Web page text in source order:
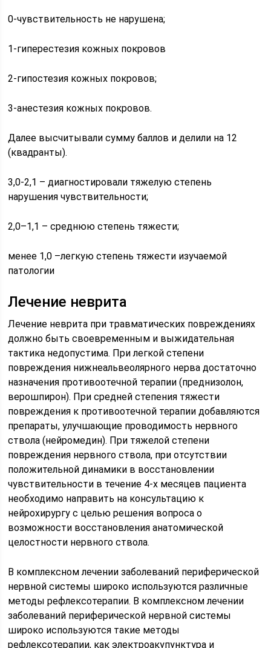
0-чувствительность не нарушена;
1-гиперестезия кожных покровов
2-гипостезия кожных покровов;
3-анестезия кожных покровов.
Далее высчитывали сумму баллов и делили на 12
(квадранты).
3,0-2,1 – диагностировали тяжелую степень
нарушения чувствительности;
2,0–1,1 – среднюю степень тяжести;
менее 1,0 –легкую степень тяжести изучаемой
патологии
Лечение неврита
Лечение неврита при травматических повреждениях
должно быть своевременным и выжидательная
тактика недопустима. При легкой степени
повреждения нижнеальвеолярного нерва достаточно
назначения противоотечной терапии (преднизолон,
верошпирон). При средней степения тяжести
повреждения к противоотечной терапии добавляются
препараты, улучшающие проводимость нервного
ствола (нейромедин). При тяжелой степени
повреждения нервного ствола, при отсутствии
положительной динамики в восстановлении
чувствительности в течение 4-х месяцев пациента
необходимо направить на консультацию к
нейрохирургу с целью решения вопроса о
возможности восстановления анатомической
целостности нервного ствола.
В комплексном лечении заболеваний периферической
нервной системы широко используются различные
методы рефлексотерапии. В комплексном лечении
заболеваний периферической нервной системы
широко используются такие методы
рефлексотерапии, как электроакупунктура и